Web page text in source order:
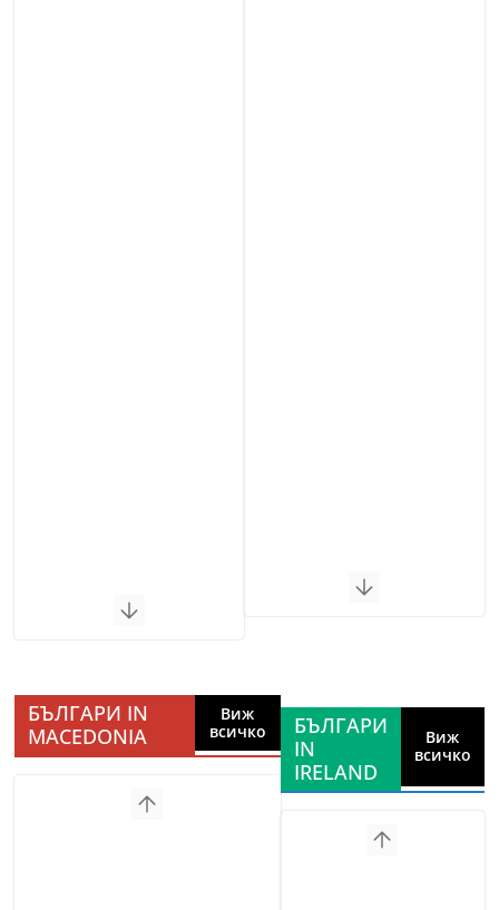
БЪЛГАРИ IN
MACEDONIA
Виж
всичко
БЪЛГАРИ
IN
IRELAND
Виж
всичко